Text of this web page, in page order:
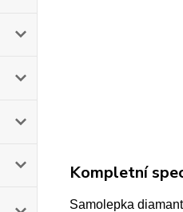
Kompletní
Samolepka